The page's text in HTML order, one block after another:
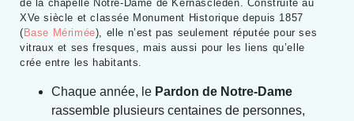
de la chapelle Notre-Dame de Kernascléden. Construite au
XVe siècle et classée Monument Historique depuis 1857
( Base Mérimée), elle n’est pas seulement réputée pour ses
vitraux et ses fresques, mais aussi pour les liens qu’elle
crée entre les habitants.
Chaque année, le Pardon de Notre-Dame
rassemble plusieurs centaines de personnes,